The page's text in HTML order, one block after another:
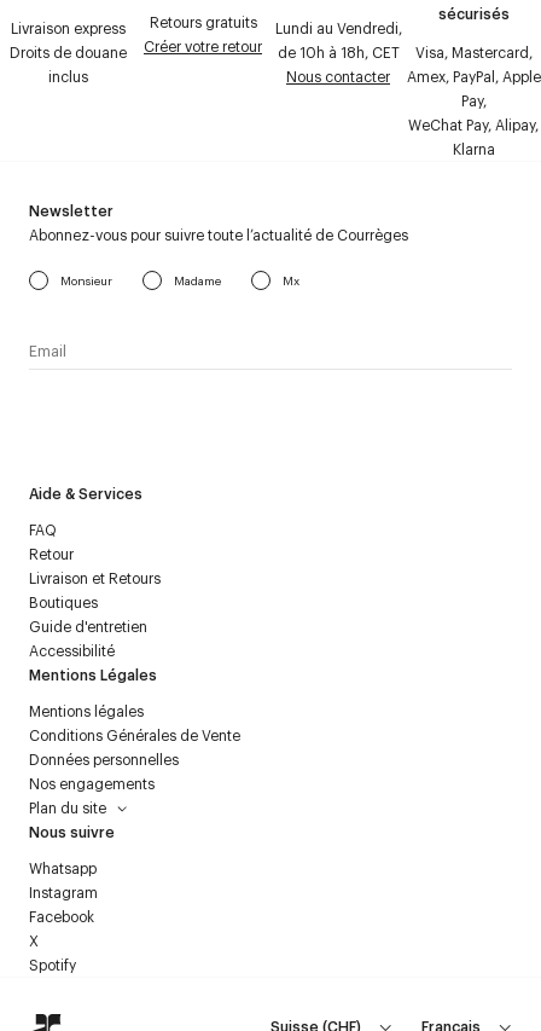
Livraison express
Droits de douane
inclus
Retours gratuits
Créer votre retour
Lundi au Vendredi,
de 10h à 18h, CET
Nous contacter
sécurisés
Visa, Mastercard,
Amex, PayPal, Apple
Pay,
WeChat Pay, Alipay,
Klarna
Aide & Services
FAQ
Retour
Livraison et Retours
Boutiques
Guide d'entretien
Accessibilité
Mentions Légales
Mentions légales
Conditions Générales de Vente
Données personnelles
Nos engagements
Plan du site
Nous suivre
Whatsapp
Instagram
Facebook
X
Spotify
Newsletter
Abonnez-vous pour suivre toute l’actualité de Courrèges
Monsieur Madame Mx
Suisse(CHF) Français